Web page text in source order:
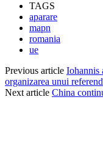
TAGS
aparare
mapn
romania
ue
Previous article Iohannis
organizarea unui
Next article China